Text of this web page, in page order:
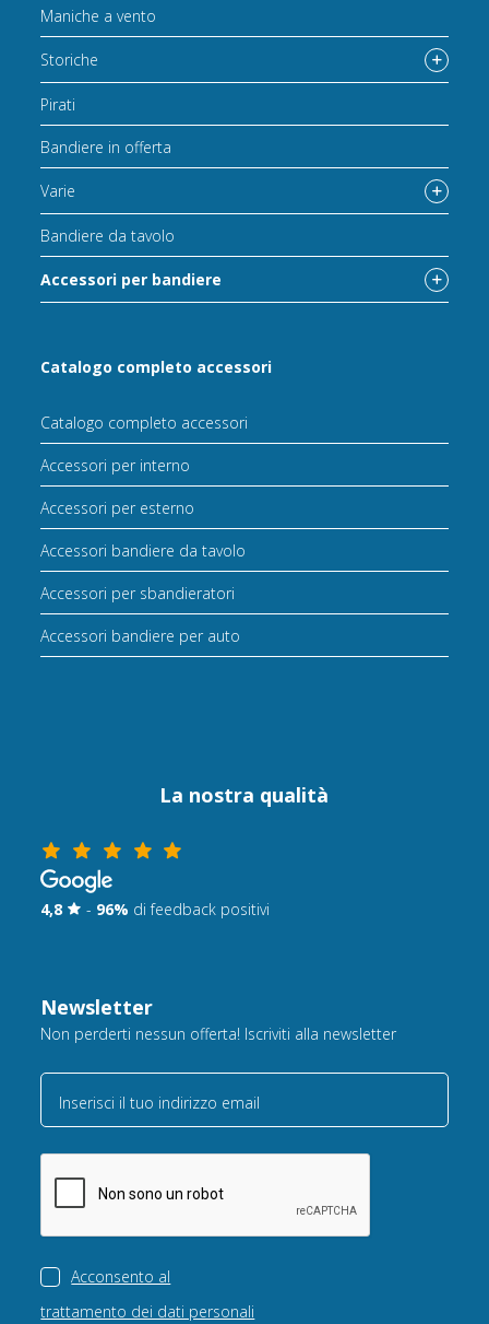
Maniche a vento
Storiche
Pirati
Bandiere in offerta
Varie
Bandiere da tavolo
Accessori per bandiere
Catalogo completo accessori
Catalogo completo accessori
Accessori per interno
Accessori per esterno
Accessori bandiere da tavolo
Accessori per sbandieratori
Accessori bandiere per auto
La nostra qualità
4,8 - 96% di feedback positivi
Newsletter
Non perderti nessun offerta! Iscriviti alla newsletter
Inserisci il tuo indirizzo email
Acconsento al
trattamento dei dati personali